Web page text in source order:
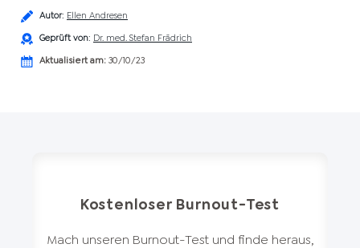
Autor: Ellen Andresen
Geprüft von: Dr. med. Stefan Frädrich
Aktualisiert am: 30/10/23
Kostenloser Burnout-Test
Mach unseren Burnout-Test und finde heraus,